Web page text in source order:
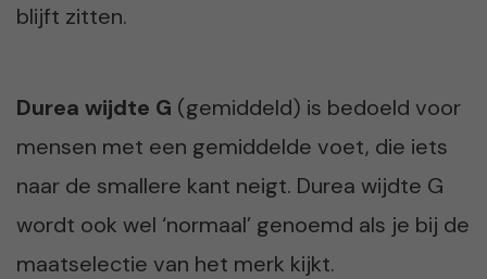
blijft zitten.
Durea wijdte G (gemiddeld) is bedoeld voor
mensen met een gemiddelde voet, die iets
naar de smallere kant neigt. Durea wijdte G
wordt ook wel ‘normaal’ genoemd als je bij de
maatselectie van het merk kijkt.